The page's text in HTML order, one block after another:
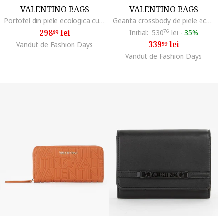
VALENTINO BAGS
Portofel din piele ecologica cu logo metalic Brixton, Maro taupe
29899lei
Vandut de Fashion Days
VALENTINO BAGS
Geanta crossbody de piele ecologica Divina, Bej deschis
Initial: 53076 lei - 35%
33999lei
Vandut de Fashion Days